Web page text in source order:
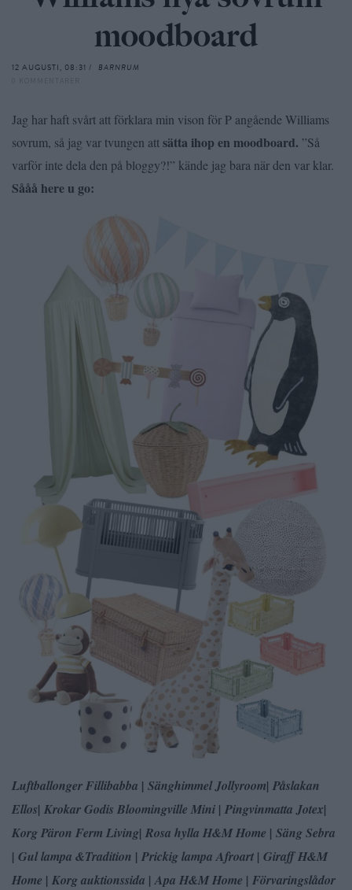
moodboard
12 AUGUSTI, 08:31 / BARNRUM
Jag har haft svårt att förklara min vison för P angående Williams
sovrum, så jag var tvungen attsätta ihop en moodboard. ”Så
varför inte dela den på bloggy?!” kände jag bara när den var klar.
Sååå here u go:
Luftballonger Fillibabba | Sänghimmel Jollyroom| Påslakan
Ellos| Krokar Godis Bloomingville Mini | Pingvinmatta Jotex|
Korg Päron Ferm Living| Rosa hylla H&M Home | Säng Sebra
| Gul lampa &Tradition | Prickig lampa Afroart | Giraff H&M
Home | Korg auktionssida | Apa H&M Home | Förvaringslådor